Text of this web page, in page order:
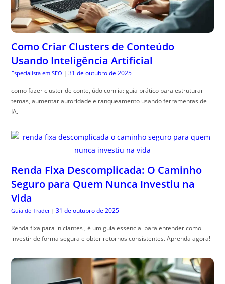
Como Criar Clusters de Conteúdo
Usando Inteligência Artificial
Especialista em SEO | 31 de outubro de 2025
como fazer cluster de conte, údo com ia: guia prático para estruturar
temas, aumentar autoridade e ranqueamento usando ferramentas de
IA.
Renda Fixa Descomplicada: O Caminho
Seguro para Quem Nunca Investiu na
Vida
Guia do Trader | 31 de outubro de 2025
Renda fixa para iniciantes , é um guia essencial para entender como
investir de forma segura e obter retornos consistentes. Aprenda agora!